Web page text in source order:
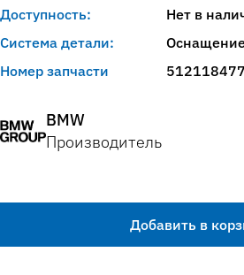
Доступность:
Нет в
Система детали:
Номер запчасти
BMW
Производитель
Добавить в